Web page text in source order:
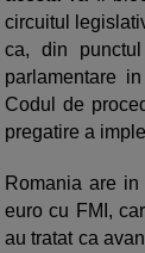
circuitul
ca, din
parlamentare
Codul de
pregatire a
Romania are
euro cu FMI,
au tratat ca